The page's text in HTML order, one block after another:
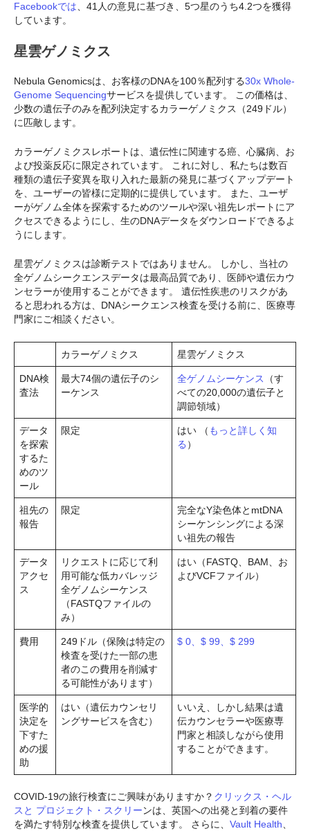
Facebookでは、41人の意見に基づき、5つ星のうち4.2つを獲得
しています。
星雲ゲノミクス
Nebula Genomicsは、お客様のDNAを100％配列する30x Whole-
Genome Sequencingサービスを提供しています。 この価格は、
少数の遺伝子のみを配列決定するカラーゲノミクス（249ドル）
に匹敵します。
カラーゲノミクスレポートは、遺伝性に関連する癌、心臓病、お
よび投薬反応に限定されています。 これに対し、私たちは数百
種類の遺伝子変異を取り入れた最新の発見に基づくアップデート
を、ユーザーの皆様に定期的に提供しています。 また、ユーザ
ーがゲノム全体を探索するためのツールや深い祖先レポートにア
クセスできるようにし、生のDNAデータをダウンロードできるよ
うにします。
星雲ゲノミクスは診断テストではありません。 しかし、当社の
全ゲノムシークエンスデータは最高品質であり、医師や遺伝カウ
ンセラーが使用することができます。 遺伝性疾患のリスクがあ
ると思われる方は、DNAシークエンス検査を受ける前に、医療専
門家にご相談ください。
カラーゲノミクス 星雲ゲノミクス
DNA検
査法
最大74個の遺伝子のシ
ーケンス
全ゲノムシーケンス
（す
べての20,000の遺伝子と
調節領域）
データ
を探索
するた
めのツ
ール
限定 はい （ もっと詳しく知
る ）
祖先の
報告
限定
完全なY染色体とmtDNA
シーケンシングによる深
い祖先の報告
データ
アクセ
ス
リクエストに応じて利
用可能な低カバレッジ
全ゲノムシーケンス
（FASTQファイルの
み）
はい（FASTQ、BAM、お
よびVCFファイル）
費用
249ドル（保険は特定の
検査を受けた一部の患
者のこの費用を削減す
る可能性があります）
$ 0、$ 99、$ 299
医学的
決定を
下すた
めの援
助
はい（遺伝カウンセリ
ングサービスを含む）
いいえ、しかし結果は遺
伝カウンセラーや医療専
門家と相談しながら使用
することができます。
COVID-19の旅行検査にご興味がありますか？ クリックス・ヘル
スと プロジェクト・スクリーンは、英国への出発と到着の要件
を満たす特別な検査を提供しています。 さらに、 Vault Health